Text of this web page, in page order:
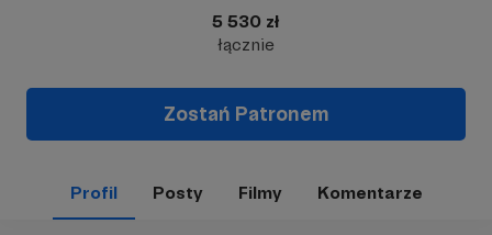
5 530 zł
łącznie
Zostań Patronem
Profil Posty Filmy Komentarze